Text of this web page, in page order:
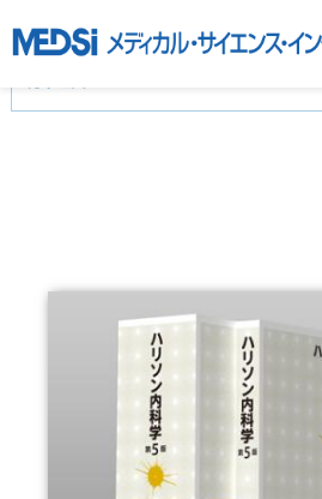
基礎医学(93)
医療技術(16)
医学一般(91)